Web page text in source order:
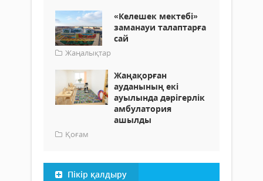
«Келешек мектебі»
заманауи талаптарға
сай
Жаңалықтар
Жаңақорған
ауданының екі
ауылында дәрігерлік
амбулатория
ашылды
Қоғам
Пікір қалдыру